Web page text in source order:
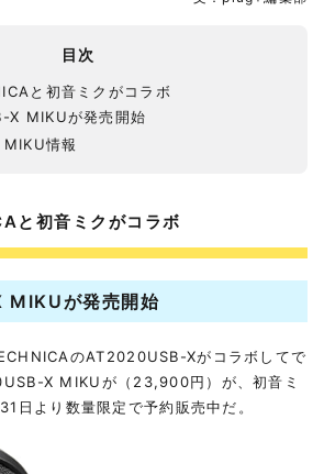
目次
と初音ミクがコラボ
X MIKUが発売開始
情報
と初音ミクがコラボ
が発売開始
のAT2020USB-Xがコラボしてで
X MIKUが（23,900円）が、初音ミ
日より数量限定で予約販売中だ。